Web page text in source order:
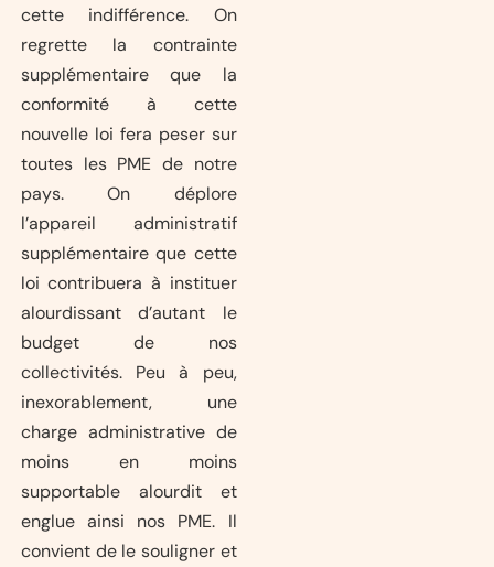
cette indifférence. On
regrette la contrainte
supplémentaire que la
conformité à cette
nouvelle loi fera peser sur
toutes les PME de notre
pays. On déplore
l’appareil administratif
supplémentaire que cette
loi contribuera à instituer
alourdissant d’autant le
budget de nos
collectivités. Peu à peu,
inexorablement, une
charge administrative de
moins en moins
supportable alourdit et
englue ainsi nos PME. Il
convient de le souligner et